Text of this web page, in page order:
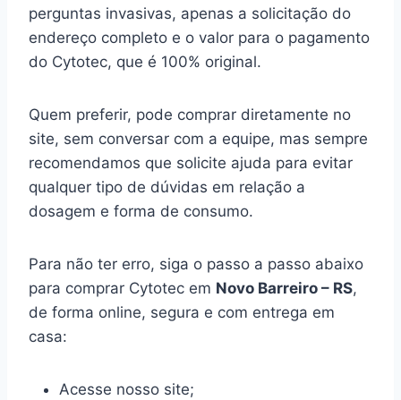
perguntas invasivas, apenas a solicitação do
endereço completo e o valor para o pagamento
do Cytotec, que é 100% original.
Quem preferir, pode comprar diretamente no
site, sem conversar com a equipe, mas sempre
recomendamos que solicite ajuda para evitar
qualquer tipo de dúvidas em relação a
dosagem e forma de consumo.
Para não ter erro, siga o passo a passo abaixo
para comprar Cytotec em Novo Barreiro – RS,
de forma online, segura e com entrega em
casa:
Acesse nosso site;